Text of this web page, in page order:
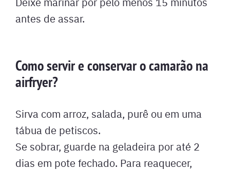
antes de assar.
Como servir e conservar o camarão na
airfryer?
Sirva com arroz, salada, purê ou em uma
tábua de petiscos.
Se sobrar, guarde na geladeira por até 2
dias em pote fechado. Para reaquecer,